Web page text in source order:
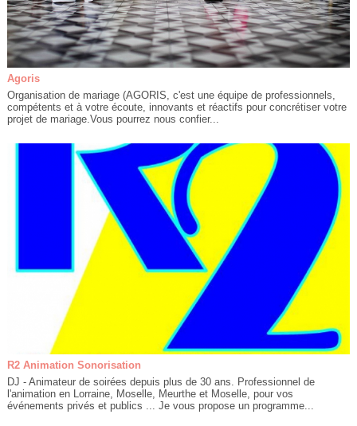
Agoris
Organisation de mariage (AGORIS, c'est une équipe de professionnels,
compétents et à votre écoute, innovants et réactifs pour concrétiser votre
projet de mariage.Vous pourrez nous confier...
R2 Animation Sonorisation
DJ - Animateur de soirées depuis plus de 30 ans. Professionnel de
l'animation en Lorraine, Moselle, Meurthe et Moselle, pour vos
événements privés et publics ... Je vous propose un programme...